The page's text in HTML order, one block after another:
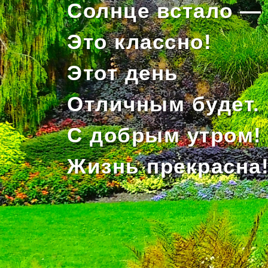
Солнце встало —
Это классно!
Этот день
Отличным будет.
С добрым утром!
Жизнь